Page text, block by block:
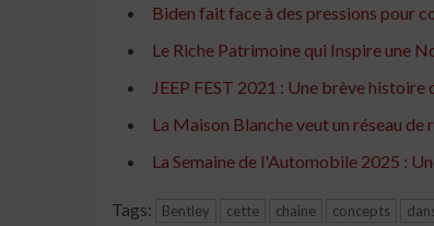
Biden fait face à des pressions pour
Le Riche Patrimoine qui Inspire une
JEEP FEST 2021 : Une brève histoire
La Maison Blanche veut un réseau
La Semaine de l'Automobile 2025 :
Tags: Bentley cette chaîne concepts